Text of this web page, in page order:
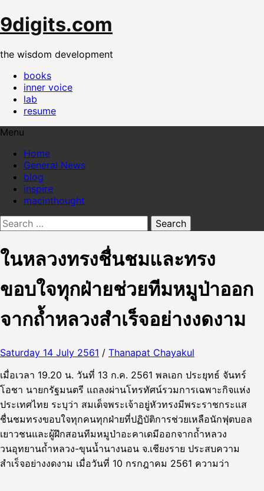
Skip
to
9digits.com
the wisdom development
books
inner voice
lab
resume
Menu
Home
General News
blog
inspire
macinthought
Search
for:
ในหลวงทรงชื่นชมและทรง
ขอบใจทุกฝ่ายช่วยทีมหมูป่าออก
จากถ้ำหลวงสำเร็จอย่างงดงาม
Saturday 14 July 2561 / Thanapat Chayakul
เมื่อเวลา 19.20 น. วันที่ 13 ก.ค. 2561 พลเอก ประยุทธ์ จันทร์
โอชา นายกรัฐมนตรี แถลงผ่านโทรทัศน์รวมการเฉพาะกิจแห่ง
ประเทศไทย ระบุว่า สมเด็จพระเจ้าอยู่หัวทรงมีพระราชกระแส
ชื่นชมทรงขอบใจทุกคนทุกฝ่ายที่ปฏิบัติการช่วยเหลือนักฟุตบอล
เยาวชนและผู้ฝึกสอนทีมหมูป่าอะคาเดมีออกจากถ้ำหลวง
วนอุทยานถ้ำหลวง-ขุนน้ำนางนอน จ.เชียงราย ประสบความ
สำเร็จอย่างงดงาม เมื่อวันที่ 10 กรกฎาคม 2561 ความว่า